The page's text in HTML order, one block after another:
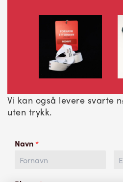
Vi kan også levere svarte
uten trykk.
Navn*